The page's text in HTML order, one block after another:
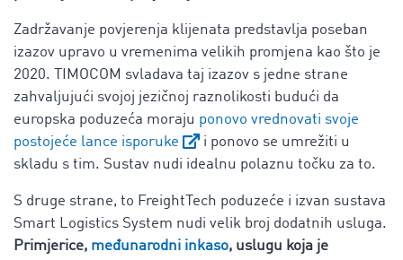
Zadržavanje povjerenja klijenata predstavlja poseban
izazov upravo u vremenima velikih promjena kao što je
2020. TIMOCOM svladava taj izazov s jedne strane
zahvaljujući svojoj jezičnoj raznolikosti budući da
europska poduzeća moraju ponovo vrednovati svoje
postojeće lance isporuke
i ponovo se umrežiti u
skladu s tim. Sustav nudi idealnu polaznu točku za to.
S druge strane, to FreightTech poduzeće i izvan sustava
Smart Logistics System nudi velik broj dodatnih usluga.
Primjerice, međunarodni inkaso, uslugu koja je